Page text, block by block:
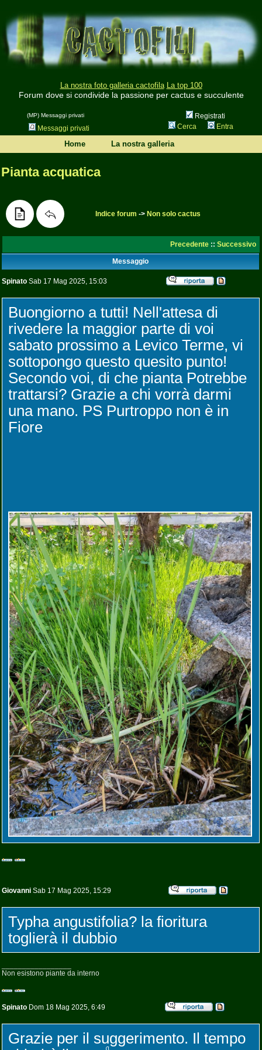
La nostra foto galleria cactofila La top 100
Forum dove si condivide la passione per cactus e succulente
(MP) Messaggi privati
Registrati
Messaggi privati
Cerca Entra
Home La nostra galleria
Pianta acquatica
Indice forum -> Non solo cactus
Precedente :: Successivo
Messaggio
Spinato Sab 17 Mag 2025, 15:03
Buongiorno a tutti! Nell'attesa di
rivedere la maggior parte di voi
sabato prossimo a Levico Terme, vi
sottopongo questo quesito punto!
Secondo voi, di che pianta Potrebbe
trattarsi? Grazie a chi vorrà darmi
una mano. PS Purtroppo non è in
Fiore
Giovanni Sab 17 Mag 2025, 15:29
Typha angustifolia? la fioritura
toglierà il dubbio
Non esistono piante da interno
Spinato Dom 18 Mag 2025, 6:49
Grazie per il suggerimento. Il tempo